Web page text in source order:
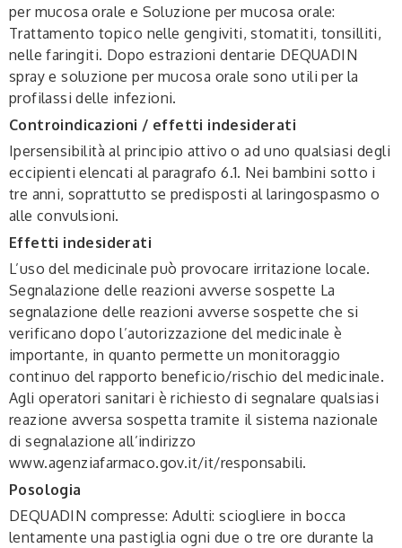
per mucosa orale e Soluzione per mucosa orale:
Trattamento topico nelle gengiviti, stomatiti, tonsilliti,
nelle faringiti. Dopo estrazioni dentarie DEQUADIN
spray e soluzione per mucosa orale sono utili per la
profilassi delle infezioni.
Controindicazioni / effetti indesiderati
Ipersensibilità al principio attivo o ad uno qualsiasi degli
eccipienti elencati al paragrafo 6.1. Nei bambini sotto i
tre anni, soprattutto se predisposti al laringospasmo o
alle convulsioni.
Effetti indesiderati
L’uso del medicinale può provocare irritazione locale.
Segnalazione delle reazioni avverse sospette La
segnalazione delle reazioni avverse sospette che si
verificano dopo l’autorizzazione del medicinale è
importante, in quanto permette un monitoraggio
continuo del rapporto beneficio/rischio del medicinale.
Agli operatori sanitari è richiesto di segnalare qualsiasi
reazione avversa sospetta tramite il sistema nazionale
di segnalazione all’indirizzo
www.agenziafarmaco.gov.it/it/responsabili.
Posologia
DEQUADIN compresse: Adulti: sciogliere in bocca
lentamente una pastiglia ogni due o tre ore durante la